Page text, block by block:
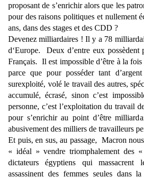
proposant de s’enrichir alors que les
pour des raisons politiques et nullement
ans, dans des stages et des CDD ?
Devenez milliardaires ! Il y a 78
d‘Europe. Deux d’entre eux
Français. Il est impossible d’être à la
parce que pour posséder tant
surexploité, volé le travail des autres,
accumulé, écrasé, sinon c’est
personne, c’est l’exploitation du travail
pour s’enrichir au point d’être
abusivement des milliers de travailleurs
Et puis, en sus, au passage, Macron
« idéal » vendre triomphalement des
dictateurs égyptiens qui massacrent
assassinent des femmes seules dans